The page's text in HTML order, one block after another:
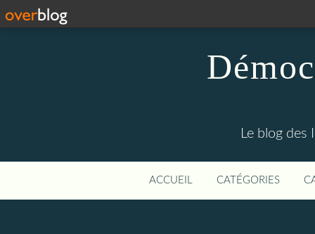
Le blog des
ACCUEIL CATÉGORIES